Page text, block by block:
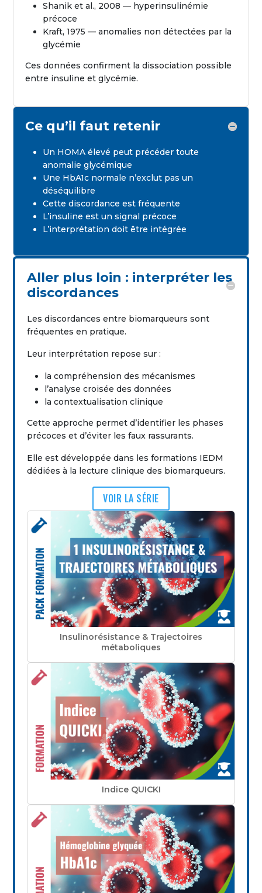
Shanik et al., 2008 — hyperinsulinémie
précoce
Kraft, 1975 — anomalies non détectées par la
glycémie
Ces données confirment la dissociation possible
entre insuline et glycémie.
Ce qu’il faut retenir
Un HOMA élevé peut précéder toute
anomalie glycémique
Une HbA1c normale n’exclut pas un
déséquilibre
Cette discordance est fréquente
L’insuline est un signal précoce
L’interprétation doit être intégrée
Aller plus loin : interpréter les
discordances
Les discordances entre biomarqueurs sont
fréquentes en pratique.
Leur interprétation repose sur :
la compréhension des mécanismes
l’analyse croisée des données
la contextualisation clinique
Cette approche permet d’identifier les phases
précoces et d’éviter les faux rassurants.
Elle est développée dans les formations IEDM
dédiées à la lecture clinique des biomarqueurs.
VOIR LA SÉRIE
Insulinorésistance & Trajectoires
métaboliques
Indice QUICKI